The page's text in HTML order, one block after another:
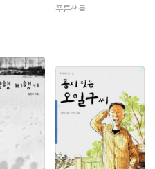
푸른책들